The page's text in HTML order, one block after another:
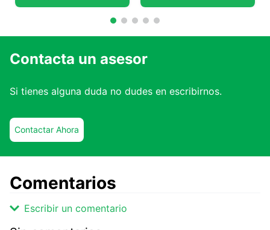
Contacta un asesor
Si tienes alguna duda no dudes en escribirnos.
Contactar Ahora
Comentarios
Escribir un comentario